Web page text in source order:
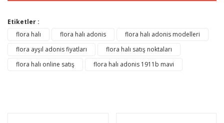
Etiketler :
flora halı
flora halı adonis
flora halı adonis modelleri
flora ayşıl adonis fiyatları
flora halı satış noktaları
flora halı online satış
flora halı adonis 1911b mavi